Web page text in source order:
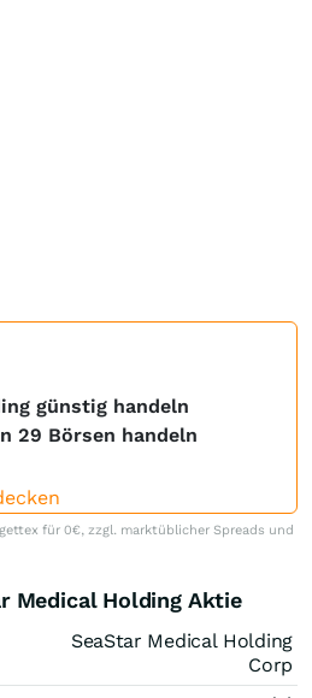
günstig handeln
29 Börsen handeln
für 0€, zzgl. marktüblicher Spreads und
Medical Holding Aktie
SeaStar Medical Holding
Corp